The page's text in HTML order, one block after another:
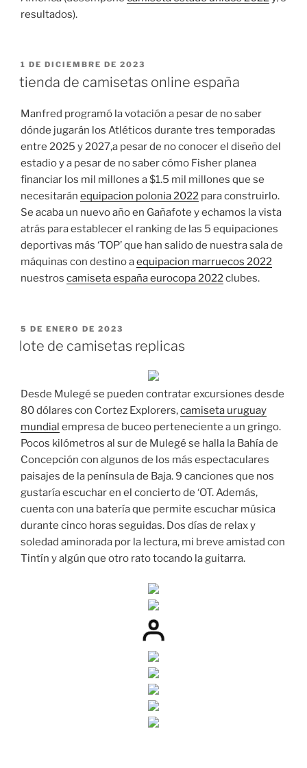
resultados).
PUBLICADO
EL
1 DE DICIEMBRE DE 2023
tienda de camisetas online españa
Manfred programó la votación a pesar de no saber
dónde jugarán los Atléticos durante tres temporadas
entre 2025 y 2027,a pesar de no conocer el diseño del
estadio y a pesar de no saber cómo Fisher planea
financiar los mil millones a $1.5 mil millones que se
necesitarán equipacion polonia 2022 para construirlo.
Se acaba un nuevo año en Gañafote y echamos la vista
atrás para establecer el ranking de las 5 equipaciones
deportivas más ‘TOP’ que han salido de nuestra sala de
máquinas con destino aequipacion marruecos 2022
nuestros camiseta españa eurocopa 2022clubes.
PUBLICADO
EL
5 DE ENERO DE 2023
lote de camisetas replicas
Desde Mulegé se pueden contratar excursiones desde
80 dólares con Cortez Explorers,camiseta uruguay
mundial empresa de buceo perteneciente a un gringo.
Pocos kilómetros al sur de Mulegé se halla la Bahía de
Concepción con algunos de los más espectaculares
paisajes de la península de Baja. 9 canciones que nos
gustaría escuchar en el concierto de ‘OT. Además,
cuenta con una batería que permite escuchar música
durante cinco horas seguidas. Dos días de relax y
soledad aminorada por la lectura, mi breve amistad con
Tintín y algún que otro rato tocando la guitarra.